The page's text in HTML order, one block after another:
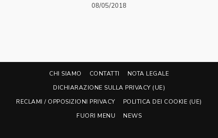
08/05/2018
CHI SIAMO CONTATTI
NOTA LEGALE
DICHIARAZIONE SULLA PRIVACY (UE)
RECLAMI / OPPOSIZIONI PRIVACY
POLITICA DEI COOKIE (UE)
FUORI MENU
NEWS